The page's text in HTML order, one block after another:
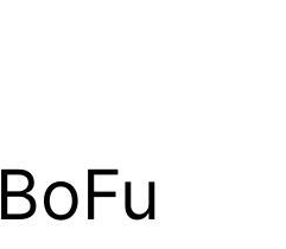
BoFu